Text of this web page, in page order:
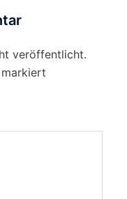
veröffentlicht.
markiert